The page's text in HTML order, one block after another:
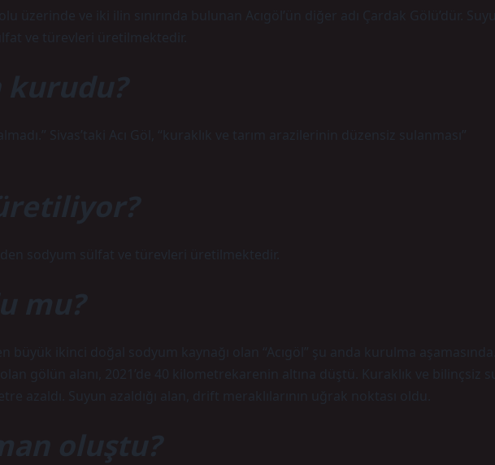
üzerinde ve iki ilin sınırında bulunan Acıgöl’ün diğer adı Çardak Gölü’dür.
ve türevleri üretilmektedir.
kurudu?
Sivas’taki Acı Göl, “kuraklık ve tarım arazilerinin düzensiz sulanması”
sodyum sülfat ve türevleri üretilmektedir.
mu?
büyük ikinci doğal sodyum kaynağı olan “Acıgöl” şu anda kurulma
gölün alanı, 2021’de 40 kilometrekarenin altına düştü. Kuraklık ve bilinçsiz
azaldı. Suyun azaldığı alan, drift meraklılarının uğrak noktası oldu.
oluştu?